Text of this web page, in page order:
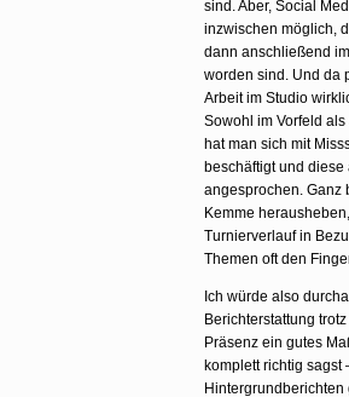
sind. Aber, Social
inzwischen möglich,
dann anschließend
worden sind. Und da
Arbeit im Studio
Sowohl im Vorfeld
hat man sich mit
beschäftigt und diese
angesprochen. Ganz
Kemme
Turnierverlauf in
Themen oft den
Ich würde also
Berichterstattung
Präsenz ein gutes
komplett richtig sagst
Hintergrundberichten